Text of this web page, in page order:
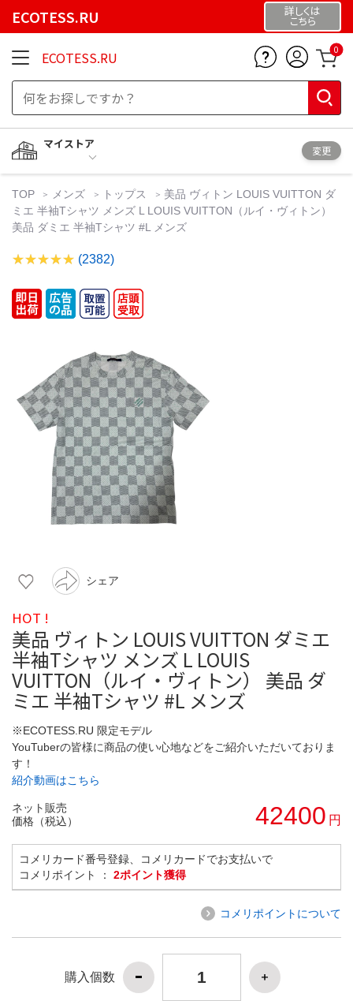
ECOTESS.RU 詳しくは
こちら
ECOTESS.RU 0
マイストア
変更
TOP メンズ トップス
美品 ヴィトン LOUIS VUITTON ダ
ミエ 半袖Tシャツ メンズ L LOUIS VUITTON（ルイ・ヴィトン）
美品 ダミエ 半袖Tシャツ #L メンズ
(2382)
シェア
HOT !
美品 ヴィトン LOUIS VUITTON ダミエ
半袖Tシャツ メンズ L LOUIS
VUITTON（ルイ・ヴィトン） 美品 ダ
ミエ 半袖Tシャツ #L メンズ
※ECOTESS.RU 限定モデル
YouTuberの皆様に商品の使い心地などをご紹介いただいておりま
す！
紹介動画はこちら
ネット販売
価格（税込）
42400 円
コメリカード番号登録、コメリカードでお支払いで
コメリポイント ： 2ポイント獲得
コメリポイントについて
購入個数